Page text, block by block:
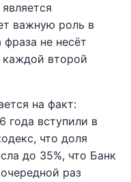
важную роль в
не несёт
каждой второй
на факт:
года вступили в
что доля
до 35%, что Банк
раз